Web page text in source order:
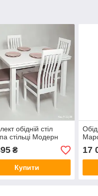
обідній стіл
стільці Модерн
₴
Купити
17